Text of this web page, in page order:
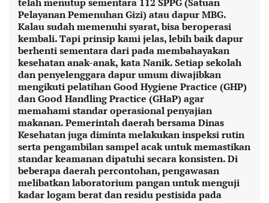
Pelayanan Pemenuhan Gizi) atau dapur MBG.
Kalau sudah memenuhi syarat, bisa beroperasi
kembali. Tapi prinsip kami jelas, lebih baik dapur
berhenti sementara dari pada membahayakan
kesehatan anak-anak, kata Nanik. Setiap sekolah
dan penyelenggara dapur umum diwajibkan
mengikuti pelatihan Good Hygiene Practice (GHP)
dan Good Handling Practice (GHaP) agar
memahami standar operasional penyajian
makanan. Pemerintah daerah bersama Dinas
Kesehatan juga diminta melakukan inspeksi rutin
serta pengambilan sampel acak untuk memastikan
standar keamanan dipatuhi secara konsisten. Di
beberapa daerah percontohan, pengawasan
melibatkan laboratorium pangan untuk menguji
kadar logam berat dan residu pestisida pada